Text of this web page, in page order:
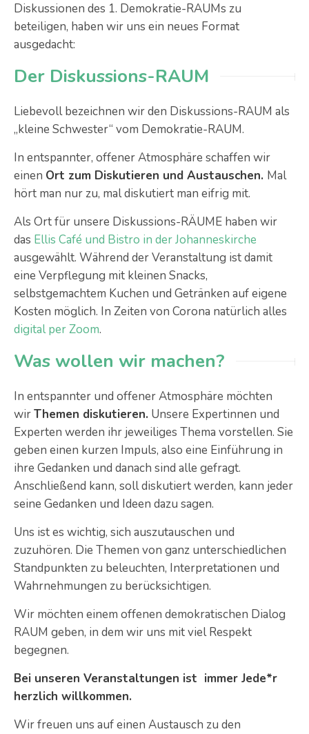
Diskussionen des 1. Demokratie-RAUMs zu
beteiligen, haben wir uns ein neues Format
ausgedacht:
Der Diskussions-RAUM
Liebevoll bezeichnen wir den Diskussions-RAUM als
„kleine Schwester“ vom Demokratie-RAUM.
In entspannter, offener Atmosphäre schaffen wir
einen Ort zum Diskutieren und Austauschen. Mal
hört man nur zu, mal diskutiert man eifrig mit.
Als Ort für unsere Diskussions-RÄUME haben wir
das Ellis Café und Bistro in der Johanneskirche
ausgewählt. Während der Veranstaltung ist damit
eine Verpflegung mit kleinen Snacks,
selbstgemachtem Kuchen und Getränken auf eigene
Kosten möglich. In Zeiten von Corona natürlich alles
digital per Zoom.
Was wollen wir machen?
In entspannter und offener Atmosphäre möchten
wirThemen diskutieren. Unsere Expertinnen und
Experten werden ihr jeweiliges Thema vorstellen. Sie
geben einen kurzen Impuls, also eine Einführung in
ihre Gedanken und danach sind alle gefragt.
Anschließend kann, soll diskutiert werden, kann jeder
seine Gedanken und Ideen dazu sagen.
Uns ist es wichtig, sich auszutauschen und
zuzuhören. Die Themen von ganz unterschiedlichen
Standpunkten zu beleuchten, Interpretationen und
Wahrnehmungen zu berücksichtigen.
Wir möchten einem offenen demokratischen Dialog
RAUM geben, in dem wir uns mit viel Respekt
begegnen.
Bei unseren Veranstaltungen ist immer Jede*r
herzlich willkommen.
Wir freuen uns auf einen Austausch zu den